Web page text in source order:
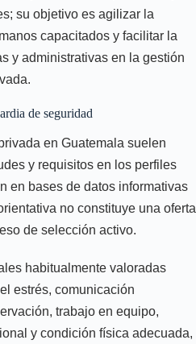
su objetivo es agilizar la
capacitados y facilitar la
y administrativas en la gestión
de seguridad
en Guatemala suelen
y requisitos en los perfiles
en bases de datos informativas
no constituye una oferta
de selección activo.
habitualmente valoradas
estrés, comunicación
trabajo en equipo,
y condición física adecuada,